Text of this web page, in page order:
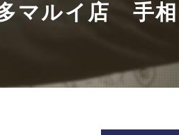
マルイ店 手相